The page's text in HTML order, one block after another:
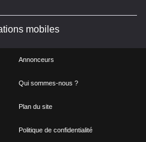
mobiles
Annonceurs
Qui sommes-nous ?
Plan du site
Politique de confidentialité